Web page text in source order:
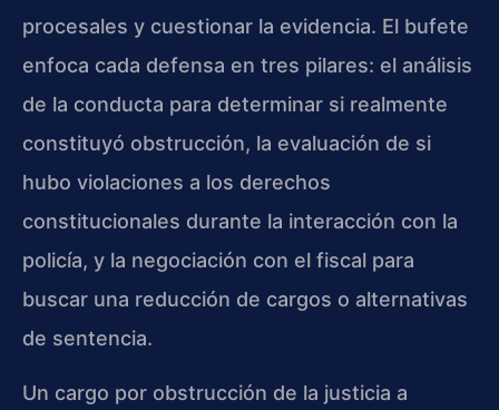
procesales y cuestionar la evidencia. El bufete
enfoca cada defensa en tres pilares: el análisis
de la conducta para determinar si realmente
constituyó obstrucción, la evaluación de si
hubo violaciones a los derechos
constitucionales durante la interacción con la
policía, y la negociación con el fiscal para
buscar una reducción de cargos o alternativas
de sentencia.
Un cargo por obstrucción de la justicia a